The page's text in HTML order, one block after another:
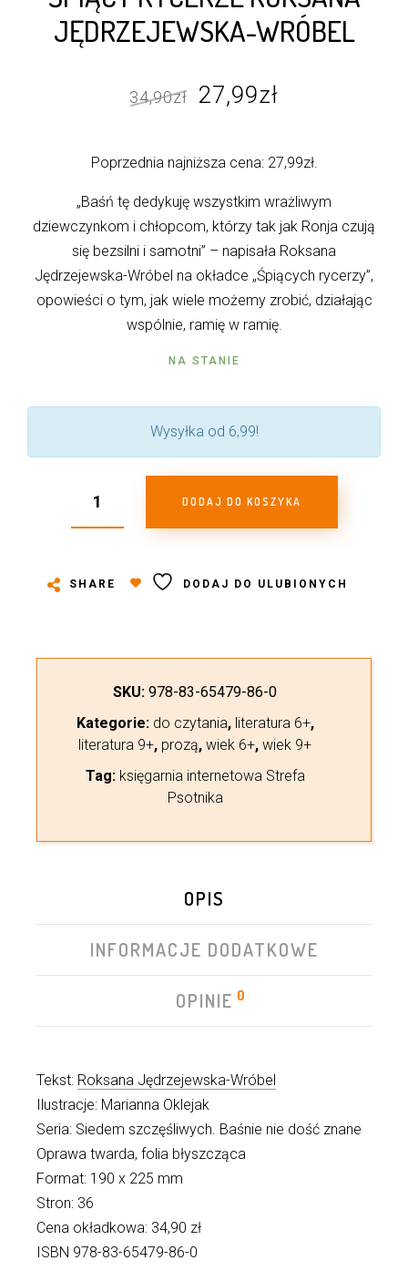
JĘDRZEJEWSKA-WRÓBEL
34,90zł
Pierwotna
wynosiła:
34,90zł.
27,99zł
wynosi:
27,99zł.
Poprzednia najniższa cena: 27,99zł.
„Baśń tę dedykuję wszystkim wrażliwym
dziewczynkom i chłopcom, którzy tak jak Ronja czują
się bezsilni i samotni” – napisała Roksana
Jędrzejewska-Wróbel na okładce „Śpiących rycerzy”,
opowieści o tym, jak wiele możemy zrobić, działając
wspólnie, ramię w ramię.
NA STANIE
Wysyłka od 6,99!
DODAJ DO KOSZYKA
SHARE DODAJ DO ULUBIONYCH
SKU: 978-83-65479-86-0
Kategorie: do czytania, literatura 6+,
literatura 9+, prozą, wiek 6+, wiek 9+
Tag: księgarnia internetowa Strefa
Psotnika
OPIS
INFORMACJE DODATKOWE
OPINIE 0
Tekst: Roksana Jędrzejewska-Wróbel
Ilustracje: Marianna Oklejak
Seria: Siedem szczęśliwych. Baśnie nie dość znane
Oprawa twarda, folia błyszcząca
Format: 190 x 225 mm
Stron: 36
Cena okładkowa: 34,90 zł
ISBN 978-83-65479-86-0